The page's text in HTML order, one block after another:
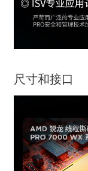
尺寸和接口